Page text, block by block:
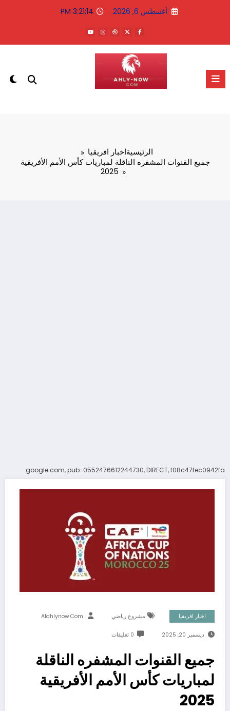
أغسطس 6, 2026 3:21:14 PM
الرئيسيةاخبار افريقيا
جميع القنوات المشفره الناقلة لمباريات كأس الأمم الأفريقية
2025
google.com, pub-0552476612244730, DIRECT, f08c47fec0942fa
اخبار افريقيا مشروع رياضي Alahlynow.com
ديسمبر 20, 2025 0 تعليقات
جميع القنوات المشفره الناقلة
لمباريات كأس الأمم الأفريقية
2025